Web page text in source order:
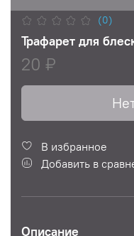
(0)
Трафарет для
20 ₽
В избранное
Добавить в
Описание